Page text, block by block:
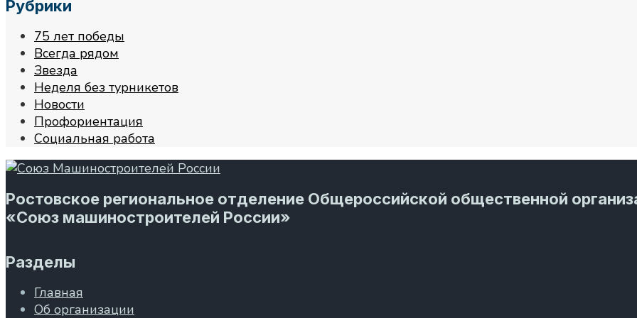
Рубрики
75 лет победы
Всегда рядом
Звезда
Неделя без турникетов
Новости
Профориентация
Социальная работа
Ростовское региональное отделение Общероссийской общественной
«Союз машиностроителей России»
Разделы
Главная
Об организации